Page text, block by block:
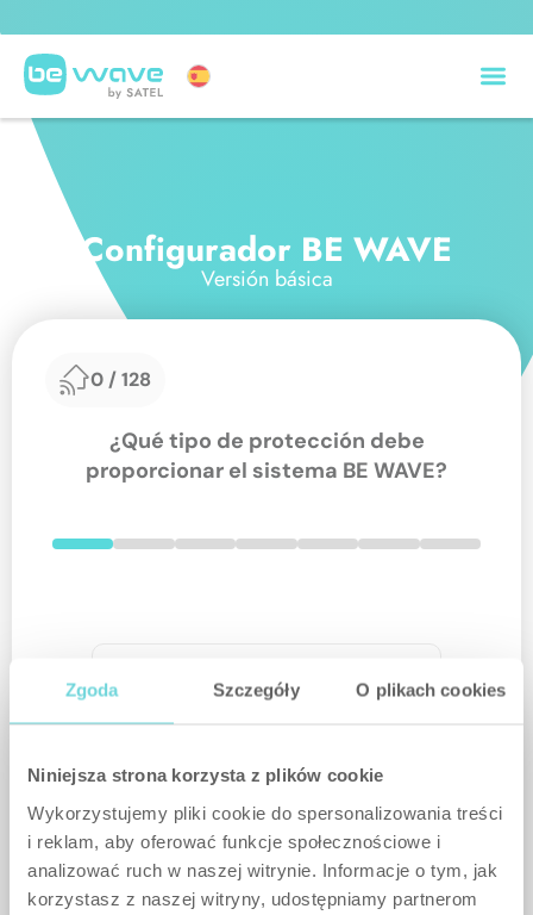
Zgoda Szczegóły O plikach cookies
Niniejsza strona korzysta z plików cookie
Wykorzystujemy pliki cookie do spersonalizowania treści
i reklam, aby oferować funkcje społecznościowe i
analizować ruch w naszej witrynie. Informacje o tym, jak
korzystasz z naszej witryny, udostępniamy partnerom
Configurador BE WAVE
Versión básica
0 /128
¿Qué tipo de protección debe
proporcionar el sistema BE WAVE?
Protección contra intrusiones
Eventos aleatorios